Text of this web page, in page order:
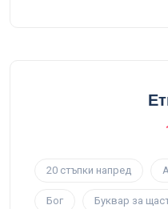
20 стъпки напред
Бог Буквар за